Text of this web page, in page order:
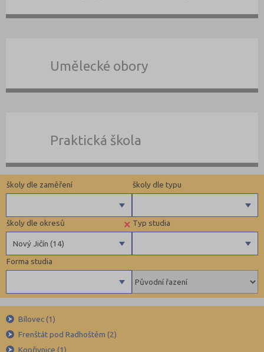
Umělecké obory
Praktická škola
Forma studia
Dálkové
Kombinované
Typ studia
Výuční list
Bez výučního listu
×
Nový Jičín (14)
školy dle okresů
Benešov (12)
Blansko (13)
Brno-město (67)
Brno-venkov (15)
školy dle typu
Státní
Krajské
školy dle zaměření
Gymnázia
4 letá gymnázia
6 letá gymnázia
Se sportovní přípravou
Lycea
Technické a IT obory
Bílovec (1)
Frenštát pod Radhoštěm (2)
Kopřivnice (1)